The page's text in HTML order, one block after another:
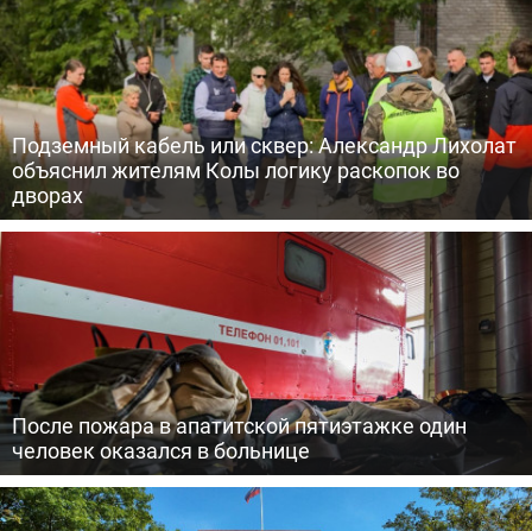
Подземный кабель или сквер: Александр Лихолат
объяснил жителям Колы логику раскопок во
дворах
После пожара в апатитской пятиэтажке один
человек оказался в больнице